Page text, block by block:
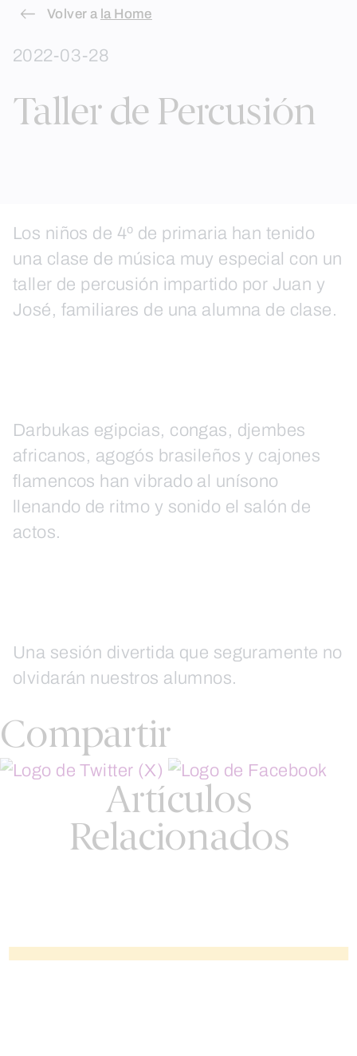
Skip
content
Volver a la Home
2022-03-28
Taller de Percusión
Los niños de 4º de primaria han tenido
una clase de música muy especial con un
taller de percusión impartido por Juan y
José, familiares de una alumna de clase.
Darbukas egipcias, congas, djembes
africanos, agogós brasileños y cajones
flamencos han vibrado al unísono
llenando de ritmo y sonido el salón de
actos.
Una sesión divertida que seguramente no
olvidarán nuestros alumnos.
Compartir
Artículos
Relacionados